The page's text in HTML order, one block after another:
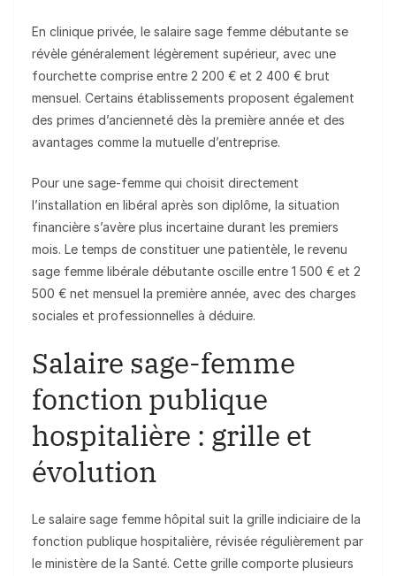
En clinique privée, le salaire sage femme débutante se
révèle généralement légèrement supérieur, avec une
fourchette comprise entre 2 200 € et 2 400 € brut
mensuel. Certains établissements proposent également
des primes d’ancienneté dès la première année et des
avantages comme la mutuelle d’entreprise.
Pour une sage-femme qui choisit directement
l’installation en libéral après son diplôme, la situation
financière s’avère plus incertaine durant les premiers
mois. Le temps de constituer une patientèle, le revenu
sage femme libérale débutante oscille entre 1 500 € et 2
500 € net mensuel la première année, avec des charges
sociales et professionnelles à déduire.
Salaire sage-femme
fonction publique
hospitalière : grille et
évolution
Le salaire sage femme hôpital suit la grille indiciaire de la
fonction publique hospitalière, révisée régulièrement par
le ministère de la Santé. Cette grille comporte plusieurs